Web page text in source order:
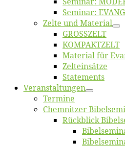
Se­mi­nar:
Zel­te und Material
GROSSZELT
KOMPAKTZELT
Ma­te­ri­al für
Zelt­ein­sät­ze
State­ments
Ver­an­stal­tun­gen
Ter­mi­ne
Chemnit­zer
Rück­blick